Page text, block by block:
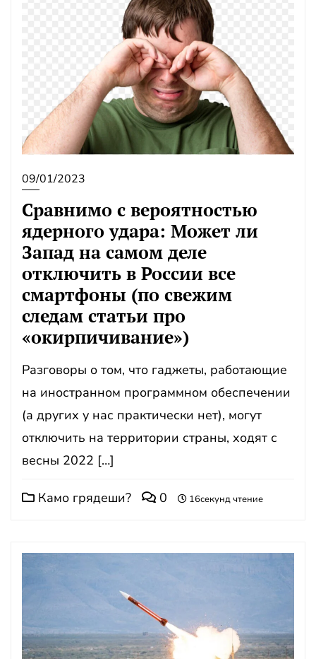
09/01/2023
Сравнимо с вероятностью
ядерного удара: Может ли
Запад на самом деле
отключить в России все
смартфоны (по свежим
следам статьи про
«окирпичивание»)
Разговоры о том, что гаджеты, работающие
на иностранном программном обеспечении
(а других у нас практически нет), могут
отключить на территории страны, ходят с
весны 2022 […]
Камо грядеши? 0 16секунд чтение